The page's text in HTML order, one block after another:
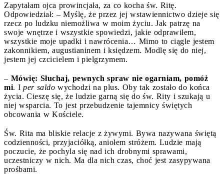
Zapytałam ojca prowincjała, za co kocha św. Ritę.
Odpowiedział: – Myślę, że przez jej wstawiennictwo dzieje się
rzecz po ludzku niemożliwa w moim życiu. Jak patrzę na
swoje wnętrze i wszystkie spowiedzi, jakie odprawiłem,
wszystkie moje upadki i nawrócenia… Mimo to ciągle jestem
zakonnikiem, augustianinem i księdzem. Modlę się do niej,
jestem jej czcicielem i pielgrzymem.
– Mówię: Słuchaj, pewnych spraw nie ogarniam, pomóż
mi. I per saldo wychodzi na plus. Oby tak zostało do końca
życia. Cieszę się, że ludzie garną się do św. Rity i szukają u
niej wsparcia. To jest przebudzenie tajemnicy świętych
obcowania w Kościele.
Św. Rita ma bliskie relacje z żywymi. Bywa nazywana świętą
codzienności, przyjaciółką, aniołem stróżem. Ludzie mają
poczucie, że pochyla się nad ich drobnymi sprawami,
uczestniczy w nich. Ma dla nich czas, choć jest zasypywana
prośbami.